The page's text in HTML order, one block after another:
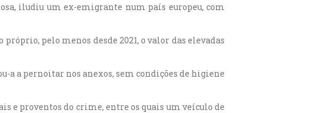
iludiu um ex-emigrante num país europeu, com
pelo menos desde 2021, o valor das elevadas
a a pernoitar nos anexos, sem condições de higiene
e proventos do crime, entre os quais um veículo de